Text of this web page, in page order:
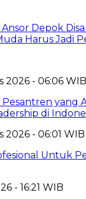
Depok
Harus Jadi
2026 - 06:06 WIB
yang
di
2026 - 06:01 WIB
Untuk
- 16:21 WIB